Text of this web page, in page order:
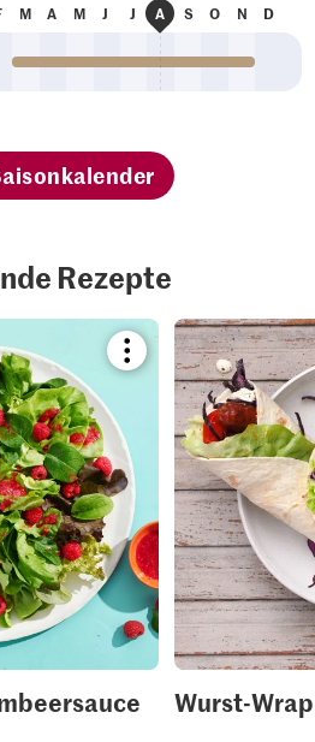
eb Mär Apr Mai J Jul Aug SepOkt Nov Dez
Rezepte
Bookmark
recipe
to
your
collections.
Wurst-Wrap